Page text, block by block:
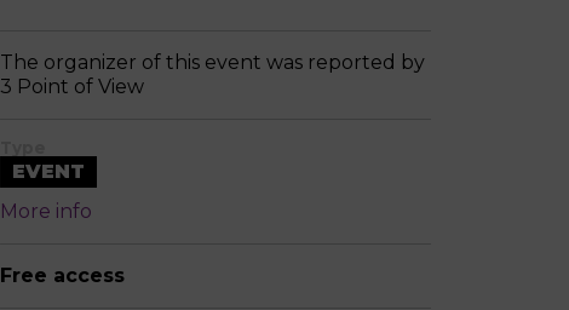
The organizer of this event was reported by
3 Point of View
EVENT
More info
Free access